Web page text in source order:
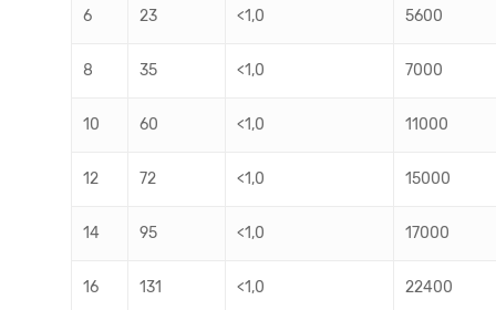
6 23 <1,0 5600
8 35 <1,0 7000
10 60 <1,0 11000
12 72 <1,0 15000
14 95 <1,0 17000
16 131 <1,0 22400